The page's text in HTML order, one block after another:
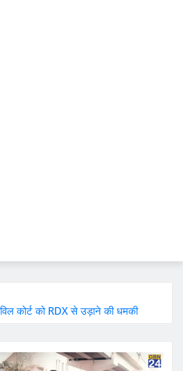
कोर्ट को RDX से उड़ाने की धमकी